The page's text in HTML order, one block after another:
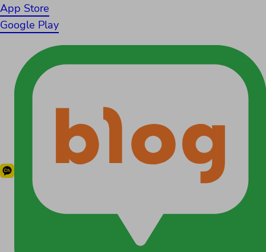
App Store
Google Play